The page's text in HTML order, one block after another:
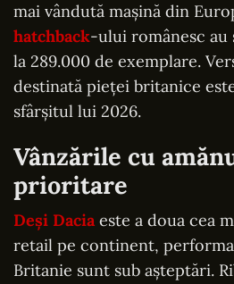
mai vândută mașină din
hatchback-ului românesc au
la 289.000 de exemplare.
destinată pieței britanice
sfârșitul lui 2026.
Vânzările cu
prioritare
Deși Daciaeste a doua cea
retail pe continent,
Britanie sunt sub așteptări.